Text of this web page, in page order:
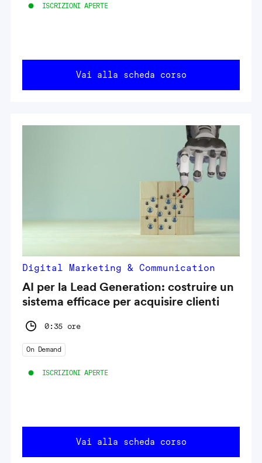
ISCRIZIONI APERTE
Vai alla scheda corso
Digital Marketing & Communication
AI per la Lead Generation: costruire un
sistema efficace per acquisire clienti
0:35 ore
On Demand
ISCRIZIONI APERTE
Vai alla scheda corso